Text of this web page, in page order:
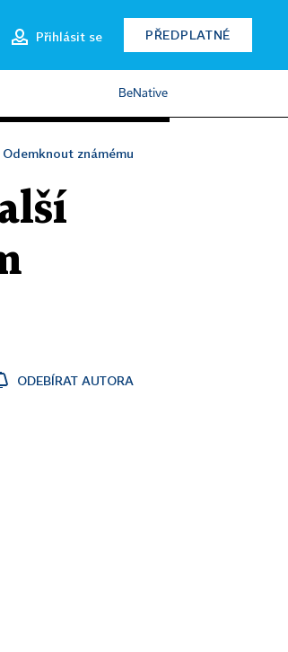
Přihlásit se PŘEDPLATNÉ
BeNative
Odemknout známému
ODEBÍRAT AUTORA